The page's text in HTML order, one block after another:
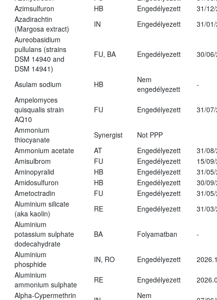
Azimsulfuron
HB Engedélyezett
31/
Azadirachtin
(Margosa extract)
IN Engedélyezett
31/
Aureobasidium
pullulans (strains
DSM 14940 and
DSM 14941)
FU, BA Engedélyezett 30/
Asulam sodium HB
Nem
engedélyezett
-
Ampelomyces
quisqualis strain
AQ10
FU Engedélyezett 31/
Ammonium
thiocyanate
Synergist
Not PPP
Ammonium acetate
AT Engedélyezett
31/
Amisulbrom
FU Engedélyezett
15/
Aminopyralid
HB Engedélyezett
31/
Amidosulfuron
HB Engedélyezett
30/
Ametoctradin
FU Engedélyezett
31/
Aluminium silicate
(aka kaolin)
RE Engedélyezett
31/
Aluminium
potassium sulphate
dodecahydrate
BA Folyamatban -
Aluminium
phosphide
IN, RO Engedélyezett
Aluminium
ammonium sulphate
RE Engedélyezett
Alpha-Cypermethrin
Nem